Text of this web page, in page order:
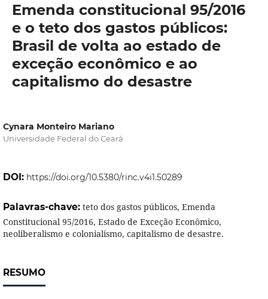
Emenda constitucional 95/2016
e o teto dos gastos públicos:
Brasil de volta ao estado de
exceção econômico e ao
capitalismo do desastre
Cynara Monteiro Mariano
Universidade Federal do Ceará
DOI: https://doi.org/10.5380/rinc.v4i1.50289
Palavras-chave: teto dos gastos públicos, Emenda
Constitucional 95/2016, Estado de Exceção Econômico,
neoliberalismo e colonialismo, capitalismo de desastre.
RESUMO